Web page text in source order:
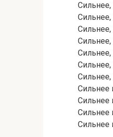
Сильнее,
Сильнее,
Сильнее,
Сильнее,
Сильнее,
Сильнее,
Сильнее,
Сильнее
Сильнее
Сильнее
Сильнее